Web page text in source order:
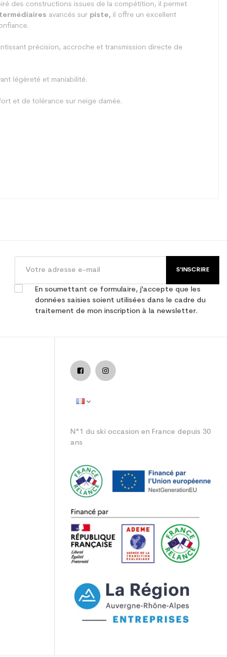
des constructions issues de la compétition, il permet
avancés sur piste,il offre un excellent
précision, accroche et transmission directe de
légèreté et maniabilité.
et de tolérance sur neige damée.
S'INSCRIRE
En soumettant ce formulaire, j'accepte que les
données saisies soient utilisées dans le cadre du
traitement de mon inscription à la newsletter.
N°1 du ski occasion en France depuis 30
ans